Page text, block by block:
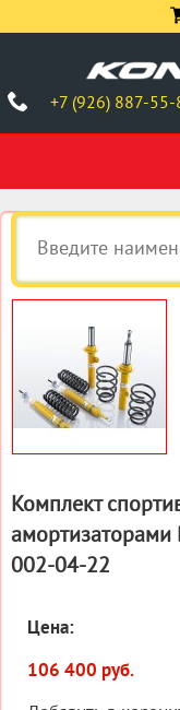
+7 (926) 887-55-
Комплект
002-04-22
Цена:
106 400 руб.